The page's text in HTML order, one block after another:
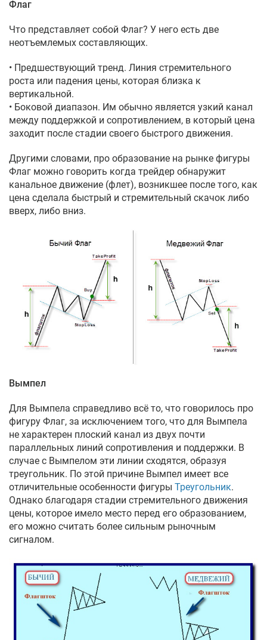
Флаг
Что представляет собой Флаг? У него есть две
неотъемлемых составляющих.
• Предшествующий тренд. Линия стремительного
роста или падения цены, которая близка к
вертикальной.
• Боковой диапазон. Им обычно является узкий канал
между поддержкой и сопротивлением, в который цена
заходит после стадии своего быстрого движения.
Другими словами, про образование на рынке фигуры
Флаг можно говорить когда трейдер обнаружит
канальное движение (флет), возникшее после того, как
цена сделала быстрый и стремительный скачок либо
вверх, либо вниз.
Вымпел
Для Вымпела справедливо всё то, что говорилось про
фигуру Флаг, за исключением того, что для Вымпела
не характерен плоский канал из двух почти
параллельных линий сопротивления и поддержки. В
случае с Вымпелом эти линии сходятся, образуя
треугольник. По этой причине Вымпел имеет все
отличительные особенности фигуры Треугольник.
Однако благодаря стадии стремительного движения
цены, которое имело место перед его образованием,
его можно считать более сильным рыночным
сигналом.